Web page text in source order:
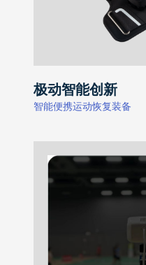
极动智能创新
智能便携运动恢复装备